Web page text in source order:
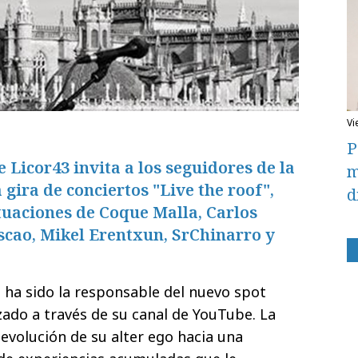
Licor43 invita a los seguidores de la
de conciertos "Live the roof",
de Coque Malla, Carlos
Mikel Erentxun, SrChinarro y
ha sido la responsable del nuevo spot
a través de su canal de YouTube. La
de su alter ego hacia una